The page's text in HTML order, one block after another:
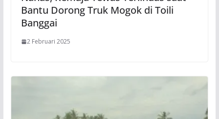
Bantu Dorong Truk Mogok di Toili
Banggai
2 Februari 2025